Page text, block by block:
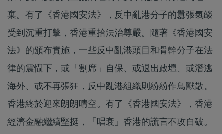
棄。有了《香港國安法》，反中亂港分子的囂張氣燄
受到沉重打擊，香港重拾法治尊嚴。隨著《香港國安
法》的頒布實施，一些反中亂港頭目和骨幹分子在法
律的震懾下，或「割席」自保、或退出政壇、或潛逃
海外、或不再張狂，反中亂港組織則紛紛作鳥獸散。
香港終於迎來朗朗晴空。有了《香港國安法》，香港
經濟金融繼續堅挺，「唱衰」香港的謊言不攻自破。